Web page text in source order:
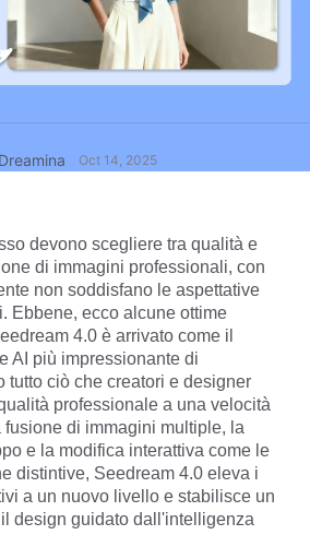
Dreamina Oct 14, 2025
devono scegliere tra qualità e
di immagini professionali, con
non soddisfano le aspettative
Ebbene, ecco alcune ottime
4.0 è arrivato come il
AI più impressionante di
tutto ciò che creatori e designer
professionale a una velocità
di immagini multiple, la
e la modifica interattiva come le
distintive, Seedream 4.0 eleva i
a un nuovo livello e stabilisce un
design guidato dall'intelligenza